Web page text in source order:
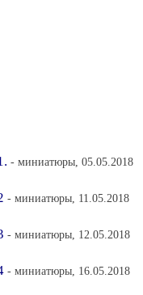
- миниатюры, 05.05.2018
- миниатюры, 11.05.2018
- миниатюры, 12.05.2018
- миниатюры, 16.05.2018